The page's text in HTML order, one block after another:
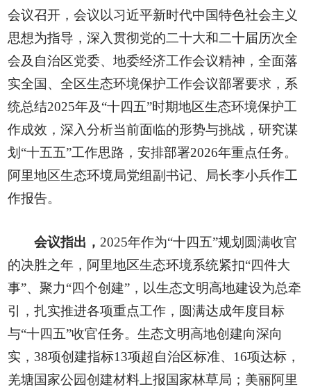
会议召开，会议以习近平新时代中国特色社会主义
思想为指导，深入贯彻党的二十大和二十届历次全
会及自治区党委、地委经济工作会议精神，全面落
实全国、全区生态环境保护工作会议部署要求，系
统总结2025年及“十四五”时期地区生态环境保护工
作成效，深入分析当前面临的形势与挑战，研究谋
划“十五五”工作思路，安排部署2026年重点任务。
阿里地区生态环境局党组副书记、局长李小兵作工
作报告。
会议指出， 2025年作为“十四五”规划圆满收官
的决胜之年，阿里地区生态环境系统紧扣“四件大
事”、聚力“四个创建”，以生态文明高地建设为总牵
引，扎实推进各项重点工作，圆满达成年度目标
与“十四五”收官任务。生态文明高地创建向深向
实，38项创建指标13项超自治区标准、16项达标，
羌塘国家公园创建材料上报国家林草局；美丽阿里